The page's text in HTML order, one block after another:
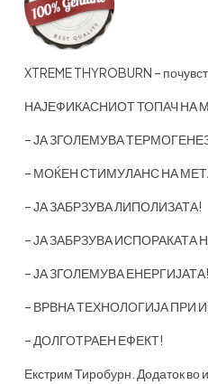
XTREME THYROBURN –
НАЈЕФИКАСНИОТ ТОПАЧ НА
– ЈА ЗГОЛЕМУВА
– МОЌЕН СТИМУЛАНС НА
– ЈА ЗАБРЗУВА ЛИПОЛИЗАТА!
– ЈА ЗАБРЗУВА
– ЈА ЗГОЛЕМУВА ЕНЕРГИЈАТА!
– ВРВНА ТЕХНОЛОГИЈА ПРИ
– ДОЛГОТРАЕН ЕФЕКТ!
Екстрим Тиробурн. Додаток во